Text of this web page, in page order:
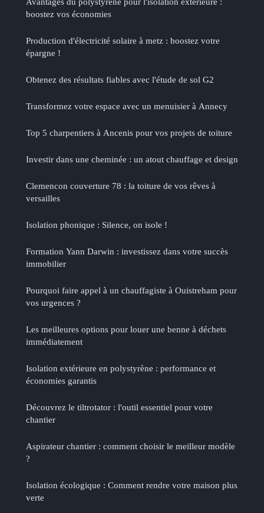
boostez vos économies
Production d'électricité solaire à metz : boostez votre
épargne !
Obtenez des résultats fiables avec l'étude de sol G2
Transformez votre espace avec un menuisier à Annecy
Top 5 charpentiers à Ancenis pour vos projets de toiture
Investir dans une cheminée : un atout chauffage et design
Clemencon couverture 78 : la toiture de vos rêves à
versailles
Isolation phonique : Silence, on isole !
Formation Yann Darwin : investissez dans votre succès
immobilier
Pourquoi faire appel à un chauffagiste à Ouistreham pour
vos urgences ?
Les meilleures options pour louer une benne à déchets
immédiatement
Isolation extérieure en polystyrène : performance et
économies garantis
Découvrez le tiltrotator : l'outil essentiel pour votre
chantier
Aspirateur chantier : comment choisir le meilleur modèle
?
Isolation écologique : Comment rendre votre maison plus
verte